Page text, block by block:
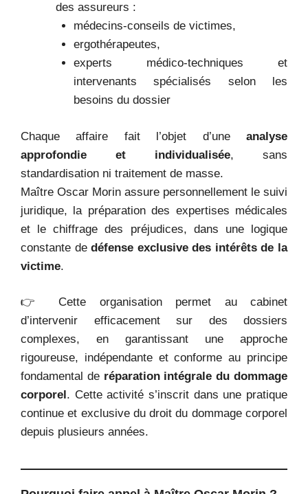
des assureurs :
médecins-conseils de victimes,
ergothérapeutes,
experts médico-techniques et
intervenants spécialisés selon les
besoins du dossier
Chaque affaire fait l’objet d’une analyse
approfondie et individualisée, sans
standardisation ni traitement de masse.
Maître Oscar Morin assure personnellement le suivi
juridique, la préparation des expertises médicales
et le chiffrage des préjudices, dans une logique
constante dedéfense exclusive des intérêts de la
victime.
👉 Cette organisation permet au cabinet
d’intervenir efficacement sur des dossiers
complexes, en garantissant une approche
rigoureuse, indépendante et conforme au principe
fondamental de réparation intégrale du dommage
corporel . Cette activité s’inscrit dans une pratique
continue et exclusive du droit du dommage corporel
depuis plusieurs années.